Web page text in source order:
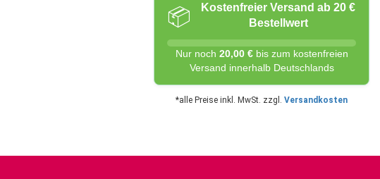
📦
Kostenfreier Versand ab 20 €
Bestellwert
Nur noch 20,00 €bis zum kostenfreien
Versand innerhalb Deutschlands
*alle Preise inkl. MwSt. zzgl. Versandkosten